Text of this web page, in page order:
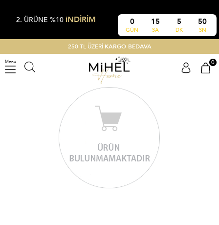
2. ÜRÜNE %10 iNDİRİM 0
GÜN
15
SA
5
DK
49
SN
250 TL ÜZERİKARGO BEDAVA
Menu 0